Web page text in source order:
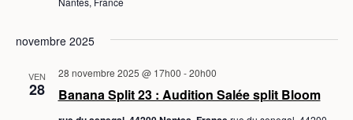
novembre 2025
VEN
28 Banana Split 23 : Audition Salée split Bloom
28 novembre 2025 @ 17h00 -20h00